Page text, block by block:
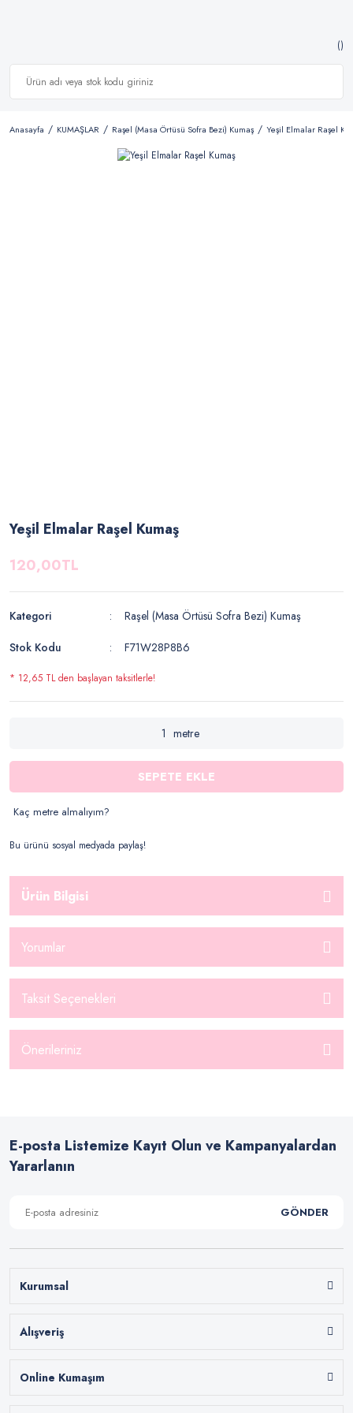
Anasayfa KUMAŞLAR Raşel (Masa Örtüsü Sofra Bezi) Kumaş Yeşil Elmalar Raşel
Yeşil Elmalar Raşel Kumaş
120,00TL
Kategori
Raşel (Masa Örtüsü Sofra Bezi) Kumaş
Stok Kodu
F71W28P8B6
* 12,65 TL den başlayan taksitlerle!
metre
SEPETE EKLE
Kaç metre almalıyım?
Bu ürünü sosyal medyada paylaş!
Ürün Bilgisi
Yorumlar
Taksit Seçenekleri
Önerileriniz
E-posta Listemize Kayıt Olun ve Kampanyalardan
Yararlanın
GÖNDER
Kurumsal
Alışveriş
Online Kumaşım